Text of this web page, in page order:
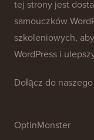
O
WPBeginner to
lipcu 2009 roku
szkoleniowych,